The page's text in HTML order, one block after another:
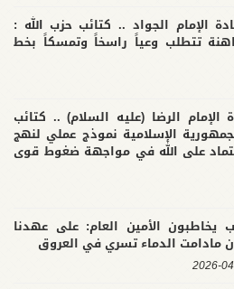
الإمام الجواد .. كتائب حزب الله :
تتطلب وعياً راسخاً وتمسكاً بخط
الإمام الرضا (عليه السلام) .. كتائب
الإسلامية نموذج عملي لنهج
على الله في مواجهة ضغوط قوى
يخاطبون الأمين العام: على عهدنا
مادامت الدماء تسري في العروق